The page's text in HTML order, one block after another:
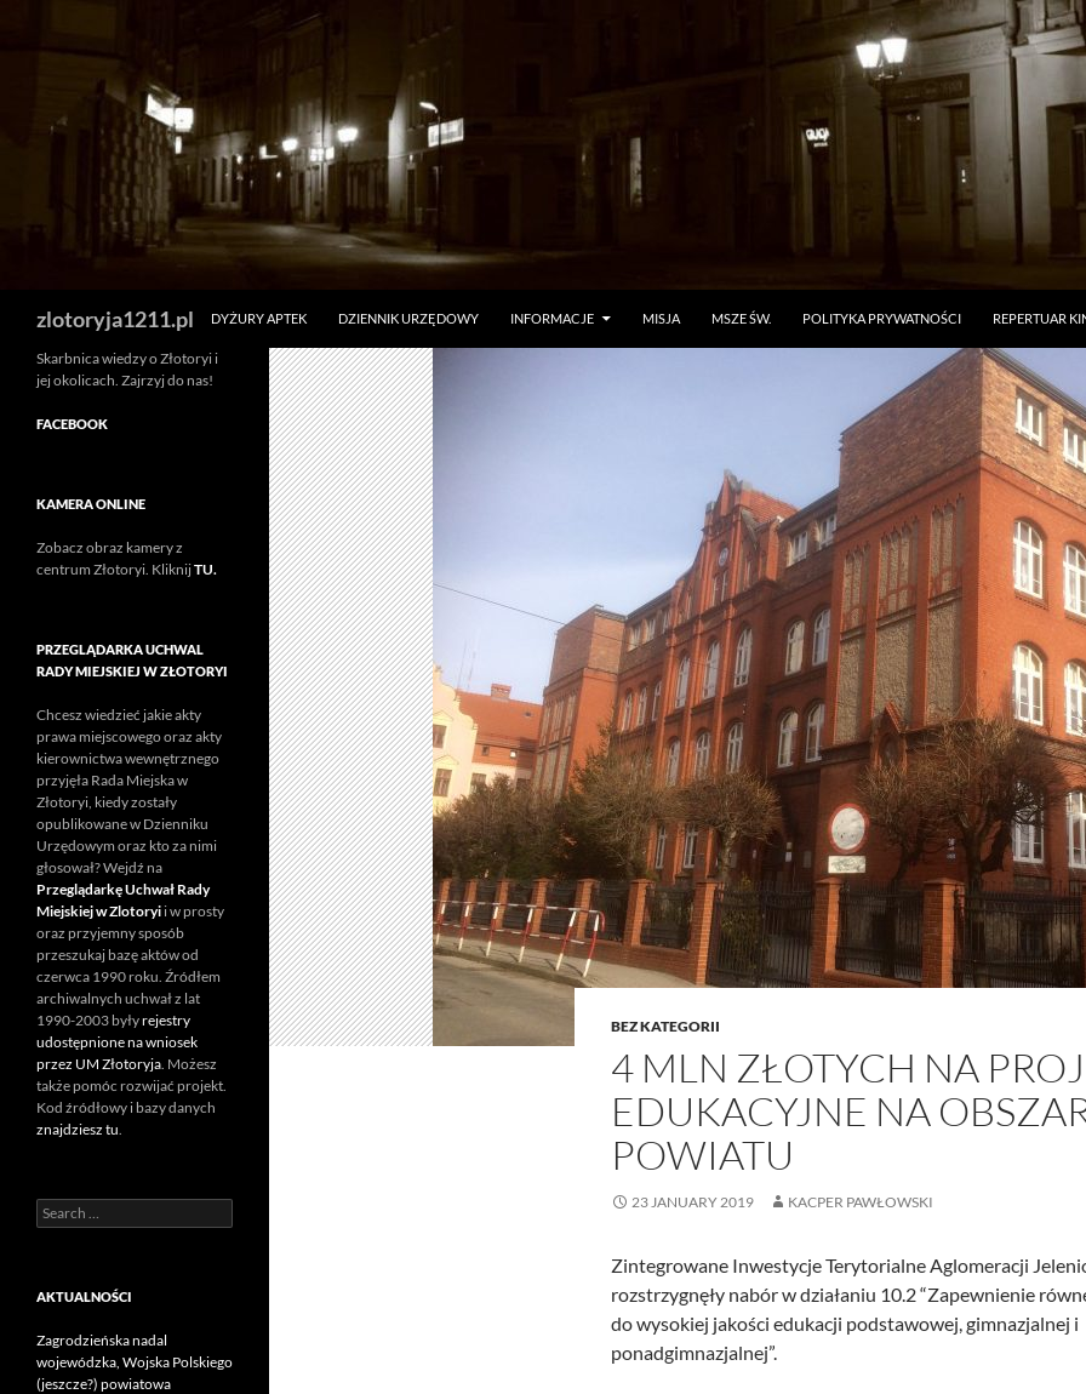
zlotoryja1211.pl DYŻURY APTEK DZIENNIK URZĘDOWY INFORMACJE MISJA MSZE ŚW. POLITYKA PRYWATNOŚCI REPERTUAR
BEZ KATEGORII
4 MLN ZŁOTYCH NA
EDUKACYJNE NA
POWIATU
23 JANUARY 2019 KACPER PAWŁOWSKI
Zintegrowane Inwestycje Terytorialne Aglomeracji
rozstrzygnęły nabór w działaniu 10.2 “Zapewnienie
do wysokiej jakości edukacji podstawowej, gimnazjalnej i
ponadgimnazjalnej”.
Skarbnica wiedzy o Złotoryi i
jej okolicach. Zajrzyj do nas!
FACEBOOK
KAMERA ONLINE
Zobacz obraz kamery z
centrum Złotoryi. KliknijTU.
PRZEGLĄDARKA UCHWAL
RADY MIEJSKIEJ W ZŁOTORYI
Chcesz wiedzieć jakie akty
prawa miejscowego oraz akty
kierownictwa wewnętrznego
przyjęła Rada Miejska w
Złotoryi, kiedy zostały
opublikowane w Dzienniku
Urzędowym oraz kto za nimi
głosował? Wejdź na
Przeglądarkę Uchwał Rady
Miejskiej w Zlotoryi i w prosty
oraz przyjemny sposób
przeszukaj bazę aktów od
czerwca 1990 roku. Źródłem
archiwalnych uchwał z lat
1990-2003 byłyrejestry
udostępnione na wniosek
przez UM Złotoryja. Możesz
także pomóc rozwijać projekt.
Kod źródłowy i bazy danych
znajdziesz tu.
Search
for:
AKTUALNOŚCI
Zagrodzieńska nadal
wojewódzka, Wojska Polskiego
(jeszcze?) powiatowa